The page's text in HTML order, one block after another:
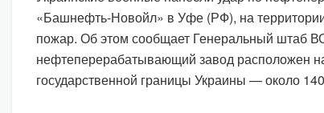
«Башнефть-Новойл» в Уфе (РФ), на
пожар. Об этом сообщает Генеральный штаб
нефтеперерабатывающий завод расположен
государственной границы Украины — около